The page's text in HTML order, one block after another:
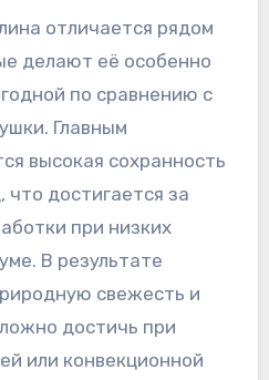
отличается рядом
делают её особенно
по сравнению с
Главным
высокая сохранность
что достигается за
при низких
В результате
свежесть и
достичь при
или конвекционной